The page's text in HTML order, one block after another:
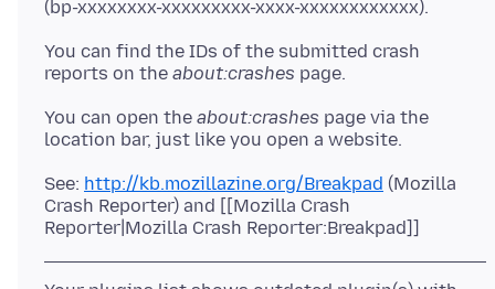
You can find the IDs of the submitted crash
reports on the about:crashes
You can open the about:crashes page via the
See: http://kb.mozillazine.org/Breakpad (Mozilla
Crash Reporter) and [[Mozilla Crash